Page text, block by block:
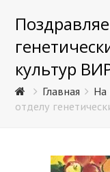
культур
Главная На
отделу